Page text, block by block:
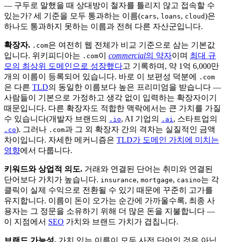
— 구두로 말했을 때 상대방이 철자를 틀리지 않고 접속할 수
있는가? 세 기준을 모두 통과하는 이름(cars, loans, cloud)은
하나도 통과하지 못하는 이름과 전혀 다른 자산군입니다.
확장자. .com은 여전히 웹 전체가 비교 기준으로 삼는 기본값
입니다. 위키피디아는 .com이 commercial의 약자이며 최대 규
모의 최상위 도메인으로 성장했다고 기록하며, 약 1억 6,000만
개의 이름이 등록되어 있습니다. 바로 이 보편성 덕분에
.com
은 다른 TLD의 동일한 이름보다 높은 프리미엄을 받습니다 —
사람들이 기본으로 가정하고 생각 없이 입력하는 확장자이기
때문입니다. 다른 확장자도 적합한 맥락에서는 큰 가치를 가질
수 있습니다(개발자 브랜드의
.io, AI 기업의 .ai, 스타트업의
.co). 그러나 .com과 그 외 확장자 간의 격차는 실질적인 금액
차이입니다. 자세한 메커니즘은 TLD가 도메인 가치에 미치는
영향에서 다룹니다.
키워드와 상업적 의도. 거래와 연결된 단어는 취미와 연결된
단어보다 가치가 높습니다. insurance, mortgage, casino는 각
클릭이 실제 수익으로 전환될 수 있기 때문에 꾸준히 고가를
유지합니다. 이름이 돈이 오가는 순간에 가까울수록, 최종 사
용자는 그 정문을 소유하기 위해 더 많은 돈을 지불합니다 —
이 지점에서 SEO 가치와 브랜드 가치가 겹칩니다.